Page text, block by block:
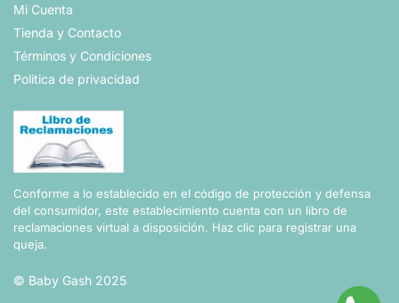
Mi Cuenta
Tienda y Contacto
Términos y Condiciones
Politica de privacidad
Conforme a lo establecido en el código de protección y defensa
del consumidor, este establecimiento cuenta con un libro de
reclamaciones virtual a disposición. Haz clic para registrar una
queja.
© Baby Gash 2025